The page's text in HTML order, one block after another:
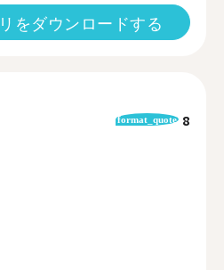
をダウンロードする
format_quote 8